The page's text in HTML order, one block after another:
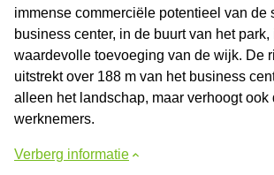
immense commerciële potentieel van de
business center, in de buurt van het park,
waardevolle toevoeging van de wijk. De
uitstrekt over 188 m van het business
alleen het landschap, maar verhoogt ook
werknemers.
Verberg informatie